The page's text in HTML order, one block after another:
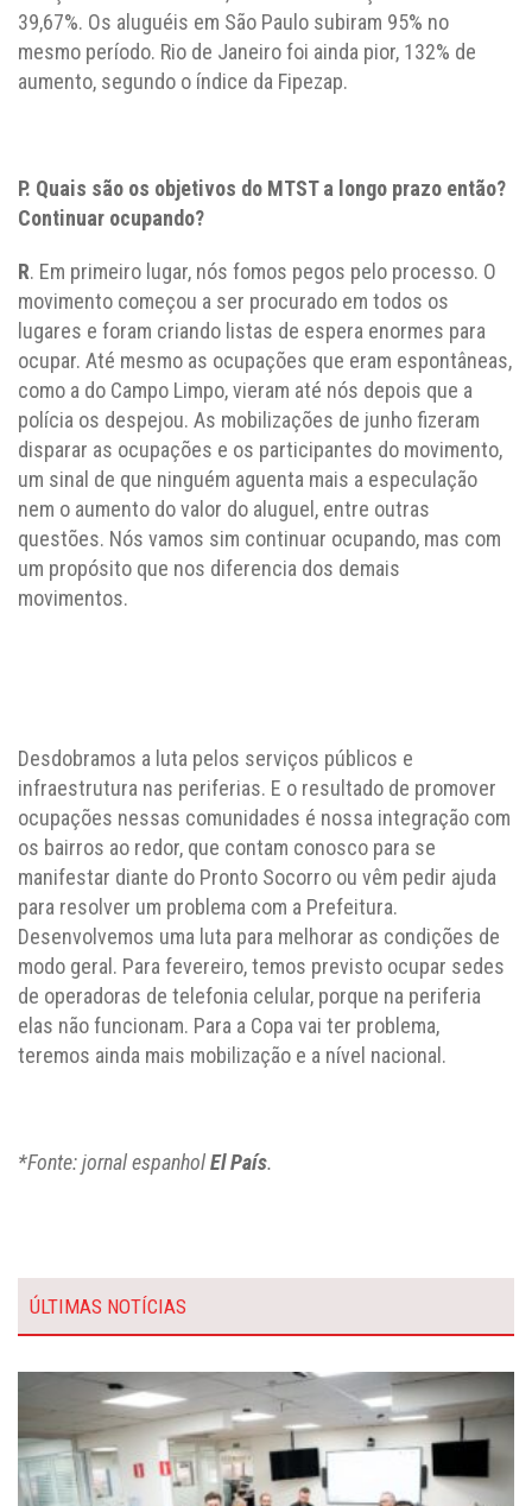
39,67%. Os aluguéis em São Paulo subiram 95% no
mesmo período. Rio de Janeiro foi ainda pior, 132% de
aumento, segundo o índice da Fipezap.
P. Quais são os objetivos do MTST a longo prazo então?
Continuar ocupando?
R. Em primeiro lugar, nós fomos pegos pelo processo. O
movimento começou a ser procurado em todos os
lugares e foram criando listas de espera enormes para
ocupar. Até mesmo as ocupações que eram espontâneas,
como a do Campo Limpo, vieram até nós depois que a
polícia os despejou. As mobilizações de junho fizeram
disparar as ocupações e os participantes do movimento,
um sinal de que ninguém aguenta mais a especulação
nem o aumento do valor do aluguel, entre outras
questões. Nós vamos sim continuar ocupando, mas com
um propósito que nos diferencia dos demais
movimentos.
Desdobramos a luta pelos serviços públicos e
infraestrutura nas periferias. E o resultado de promover
ocupações nessas comunidades é nossa integração com
os bairros ao redor, que contam conosco para se
manifestar diante do Pronto Socorro ou vêm pedir ajuda
para resolver um problema com a Prefeitura.
Desenvolvemos uma luta para melhorar as condições de
modo geral. Para fevereiro, temos previsto ocupar sedes
de operadoras de telefonia celular, porque na periferia
elas não funcionam. Para a Copa vai ter problema,
teremos ainda mais mobilização e a nível nacional.
*Fonte: jornal espanholEl País.
ÚLTIMAS NOTÍCIAS